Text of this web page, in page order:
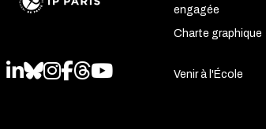
LinkedIn
Bluesky
Instagram
Facebook
ThreadsYoutube
engagée
Charte graphique
Venir à l'École